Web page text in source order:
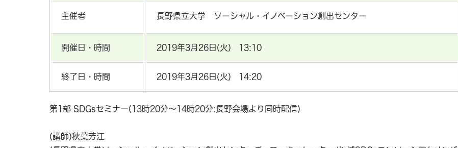
主催者 長野県立大学 ソーシャル・イノベーション創出センター
開催日・時間 2019年3月26日(火) 13:10
終了日・時間 2019年3月26日(火) 14:20
第1部 SDGsセミナー(13時20分～14時20分:長野会場より同時配信)
(講師)秋葉芳江